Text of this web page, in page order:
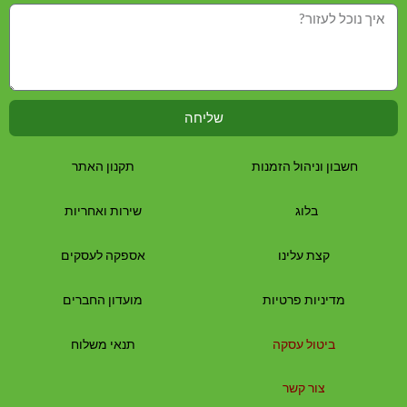
שליחה
חשבון וניהול הזמנות
בלוג
קצת עלינו
מדיניות פרטיות
ביטול עסקה
צור קשר
תקנון האתר
שירות ואחריות
אספקה לעסקים
מועדון החברים
תנאי משלוח